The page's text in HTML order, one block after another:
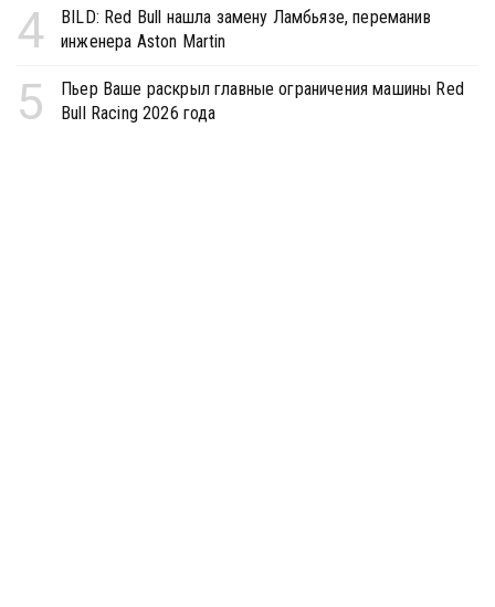
4
BILD: Red Bull нашла замену Ламбьязе, переманив
инженера Aston Martin
5
Пьер Ваше раскрыл главные ограничения машины Red
Bull Racing 2026 года